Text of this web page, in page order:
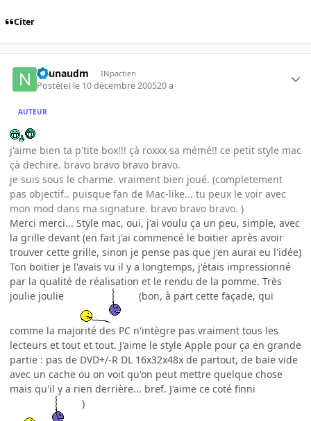
Citer
naunaudm INpactien
Posté(e) le 10 décembre 200520 a
AUTEUR
j'aime bien ta p'tite box!!! çà roxxx sa mémé!! ce petit style mac
çà dechire. bravo bravo bravo bravo.
je suis sous le charme. vraiment bien joué. (completement
pas objectif.. puisque fan de Mac-like... tu peux le voir avec
mon mod dans ma signature. bravo bravo bravo. )
Merci merci... Style mac, oui, j'ai voulu ça un peu, simple, avec
la grille devant (en fait j'ai commencé le boitier après avoir
trouver cette grille, sinon je pense pas que j'en aurai eu l'idée)
Ton boitier je l'avais vu il y a longtemps, j'étais impressionné
par la qualité de réalisation et le rendu de la pomme. Très
joulie joulie
(bon, à part cette façade, qui
comme la majorité des PC n'intègre pas vraiment tous les
lecteurs et tout et tout. J'aime le style Apple pour ça en grande
partie : pas de DVD+/-R DL 16x32x48x de partout, de baie vide
avec un cache ou on voit qu'on peut mettre quelque chose
mais qu'il y a rien derrière... bref. J'aime ce coté finni
)